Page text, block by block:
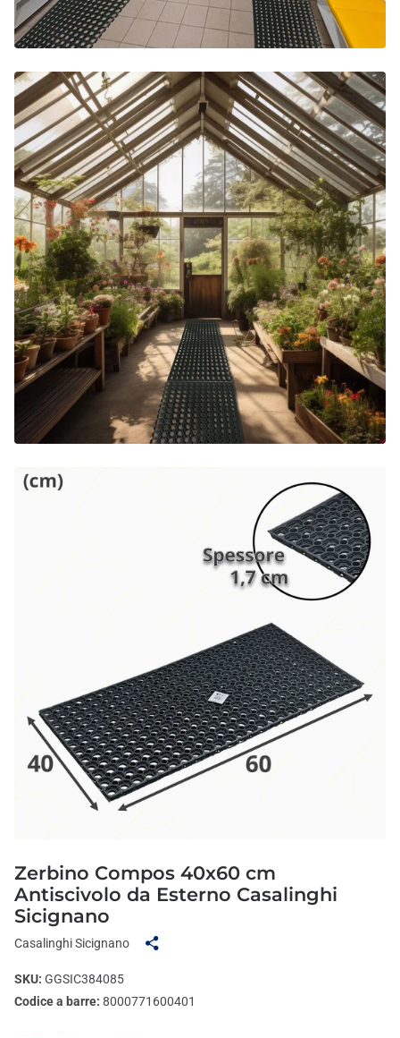
Zerbino Compos 40x60 cm
Antiscivolo da Esterno Casalinghi
Sicignano
Casalinghi Sicignano
SKU: GGSIC384085
Codice a barre: 8000771600401